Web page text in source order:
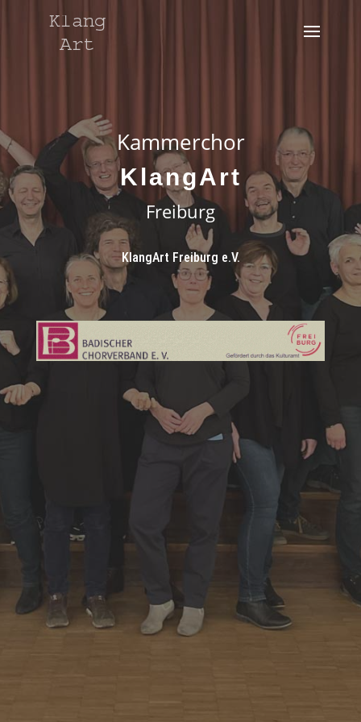
Kammerchor
KlangArt
Freiburg
KlangArt Freiburg e.V.